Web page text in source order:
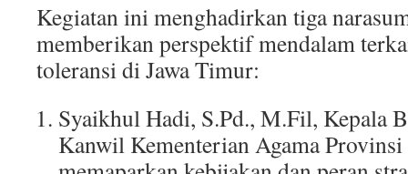
Kegiatan ini menghadirkan tiga
memberikan perspektif mendalam
toleransi di Jawa Timur:
Syaikhul Hadi, S.Pd., M.Fil, Kepala
Kanwil Kementerian Agama